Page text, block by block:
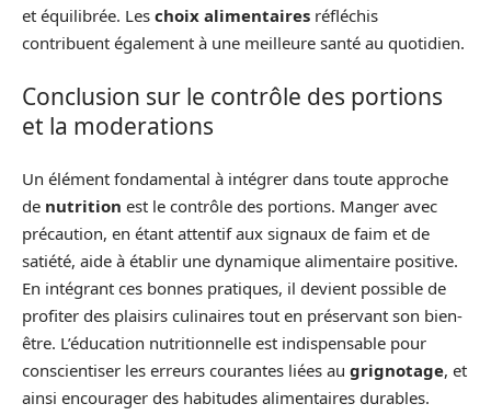
et équilibrée. Les choix alimentaires réfléchis
contribuent également à une meilleure santé au quotidien.
Conclusion sur le contrôle des portions
et la moderations
Un élément fondamental à intégrer dans toute approche
de nutrition est le contrôle des portions. Manger avec
précaution, en étant attentif aux signaux de faim et de
satiété, aide à établir une dynamique alimentaire positive.
En intégrant ces bonnes pratiques, il devient possible de
profiter des plaisirs culinaires tout en préservant son bien-
être. L’éducation nutritionnelle est indispensable pour
conscientiser les erreurs courantes liées au grignotage, et
ainsi encourager des habitudes alimentaires durables.